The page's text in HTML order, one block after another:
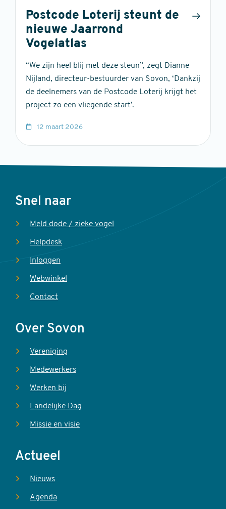
Postcode Loterij steunt de
nieuwe Jaarrond
Vogelatlas
“We zijn heel blij met deze steun”, zegt Dianne
Nijland, directeur-bestuurder van Sovon, ‘Dankzij
de deelnemers van de Postcode Loterij krijgt het
project zo een vliegende start’.
12 maart 2026
Voet
Snel naar
Meld dode / zieke vogel
Helpdesk
Inloggen
Webwinkel
Contact
Over Sovon
Vereniging
Medewerkers
Werken bij
Landelijke Dag
Missie en visie
Actueel
Nieuws
Agenda